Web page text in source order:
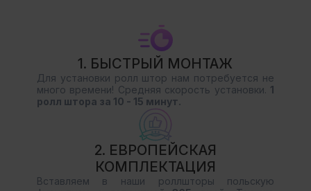
1. БЫСТРЫЙ МОНТАЖ
Для установки ролл штор нам потребуется не
много времени! Средняя скорость установки. 1
ролл штора за 10 - 15 минут.
2. ЕВРОПЕЙСКАЯ
КОМПЛЕКТАЦИЯ
Вставляем в наши роллшторы польскую